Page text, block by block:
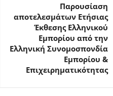
Παρουσίαση
αποτελεσμάτων Ετήσιας
Έκθεσης Ελληνικού
Εμπορίου από την
Ελληνική Συνομοσπονδία
Εμπορίου &
Επιχειρηματικότητας